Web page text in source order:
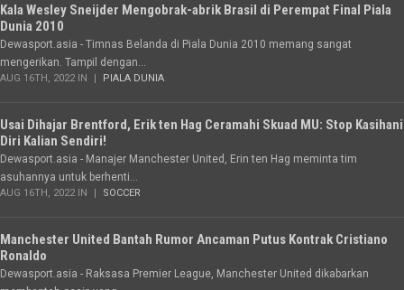
Kala Wesley Sneijder Mengobrak-abrik Brasil di Perempat Final Piala
Dunia 2010
Dewasport.asia - Timnas Belanda di Piala Dunia 2010 memang sangat
mengerikan. Tampil dengan...
AUG 16TH, 2022 IN PIALA DUNIA
Usai Dihajar Brentford, Erik ten Hag Ceramahi Skuad MU: Stop Kasihani
Diri Kalian Sendiri!
Dewasport.asia - Manajer Manchester United, Erin ten Hag meminta tim
asuhannya untuk berhenti...
AUG 16TH, 2022 IN SOCCER
Manchester United Bantah Rumor Ancaman Putus Kontrak Cristiano
Ronaldo
Dewasport.asia - Raksasa Premier League, Manchester United dikabarkan